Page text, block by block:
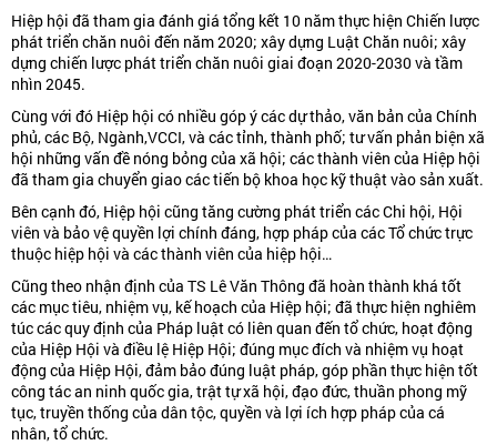
Hiệp hội đã tham gia đánh giá tổng kết 10 năm thực hiện Chiến lược
phát triển chăn nuôi đến năm 2020; xây dựng Luật Chăn nuôi; xây
dựng chiến lược phát triển chăn nuôi giai đoạn 2020-2030 và tầm
nhìn 2045.
Cùng với đó Hiệp hội có nhiều góp ý các dự thảo, văn bản của Chính
phủ, các Bộ, Ngành,VCCI, và các tỉnh, thành phố; tư vấn phản biện xã
hội những vấn đề nóng bỏng của xã hội; các thành viên của Hiệp hội
đã tham gia chuyển giao các tiến bộ khoa học kỹ thuật vào sản xuất.
Bên cạnh đó, Hiệp hội cũng tăng cường phát triển các Chi hội, Hội
viên và bảo vệ quyền lợi chính đáng, hợp pháp của các Tổ chức trực
thuộc hiệp hội và các thành viên của hiệp hội…
Cũng theo nhận định của TS Lê Văn Thông đã hoàn thành khá tốt
các mục tiêu, nhiệm vụ, kế hoạch của Hiệp hội; đã thực hiện nghiêm
túc các quy định của Pháp luật có liên quan đến tổ chức, hoạt động
của Hiệp Hội và điều lệ Hiệp Hội; đúng mục đích và nhiệm vụ hoạt
động của Hiệp Hội, đảm bảo đúng luật pháp, góp phần thực hiện tốt
công tác an ninh quốc gia, trật tự xã hội, đạo đức, thuần phong mỹ
tục, truyền thống của dân tộc, quyền và lợi ích hợp pháp của cá
nhân, tổ chức.